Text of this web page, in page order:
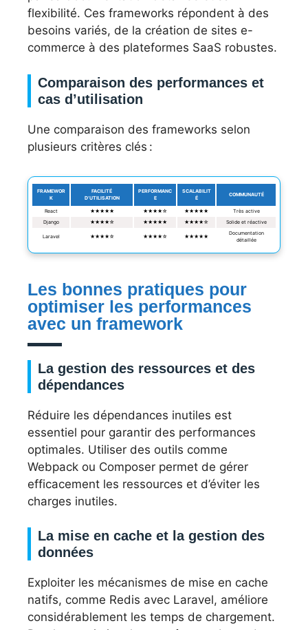
flexibilité. Ces frameworks répondent à des
besoins variés, de la création de sites e-
commerce à des plateformes SaaS robustes.
Comparaison des performances et
cas d’utilisation
Une comparaison des frameworks selon
plusieurs critères clés :
FRAMEWOR
K
FACILITÉ
D’UTILISATION
PERFORMANC
E
SCALABILIT
É
COMMUNAUTÉ
React ★★★★★ ★★★★☆ ★★★★★
Très active
Django
★★★★☆ ★★★★★ ★★★★☆ Solide et réactive
Laravel ★★★★☆ ★★★★☆ ★★★★★
Documentation
détaillée
Les bonnes pratiques pour
optimiser les performances
avec un framework
La gestion des ressources et des
dépendances
Réduire les dépendances inutiles est
essentiel pour garantir des performances
optimales. Utiliser des outils comme
Webpack ou Composer permet de gérer
efficacement les ressources et d’éviter les
charges inutiles.
La mise en cache et la gestion des
données
Exploiter les mécanismes de mise en cache
natifs, comme Redis avec Laravel, améliore
considérablement les temps de chargement.